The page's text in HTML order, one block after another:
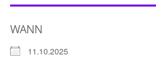
WANN
11.10.2025